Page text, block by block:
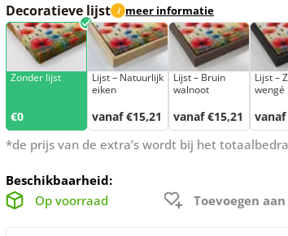
Decoratieve lijst i meer informatie
Zonder lijst
€0
Lijst – Natuurlijk
eiken
vanaf €15,21
Lijst – Bruin
walnoot
vanaf €15,21
Lijst –
wengé
vanaf
*de prijs van de extra’s wordt bij het
Beschikbaarheid:
Op voorraad
Toevoegen